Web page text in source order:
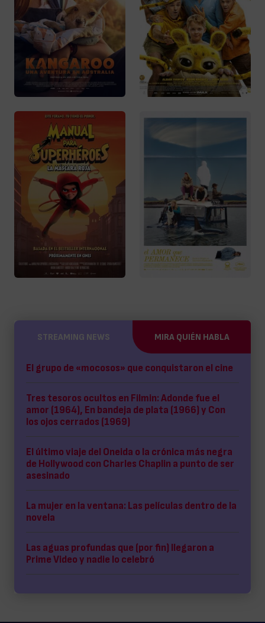
STREAMING NEWS MIRA QUIÉN HABLA
El grupo de «mocosos» que conquistaron el cine
Tres tesoros ocultos en Filmin: Adonde fue el
amor (1964), En bandeja de plata (1966) y Con
los ojos cerrados (1969)
El último viaje del Oneida o la crónica más negra
de Hollywood con Charles Chaplin a punto de ser
asesinado
La mujer en la ventana: Las películas dentro de la
novela
Las aguas profundas que (por fin) llegaron a
Prime Video y nadie lo celebró